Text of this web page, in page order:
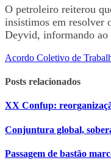
O petroleiro reiterou
insistimos em resolver
Deyvid, informando ao
Acordo Coletivo de
Posts relacionados
XX Confup:
Conjuntura global,
Passagem de bastão